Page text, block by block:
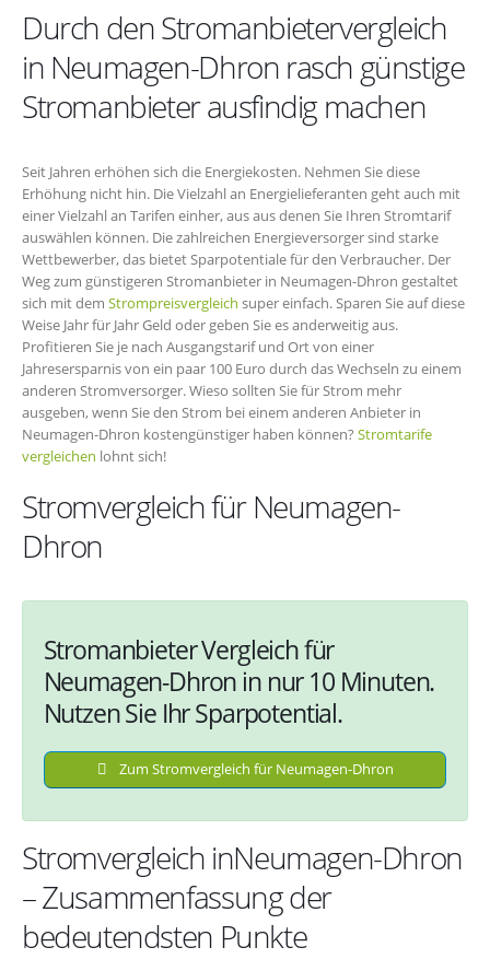
Durch den Stromanbietervergleich
in Neumagen-Dhron rasch günstige
Stromanbieter ausfindig machen
Seit Jahren erhöhen sich die Energiekosten. Nehmen Sie diese
Erhöhung nicht hin. Die Vielzahl an Energielieferanten geht auch mit
einer Vielzahl an Tarifen einher, aus aus denen Sie Ihren Stromtarif
auswählen können. Die zahlreichen Energieversorger sind starke
Wettbewerber, das bietet Sparpotentiale für den Verbraucher. Der
Weg zum günstigeren Stromanbieter in Neumagen-Dhron gestaltet
sich mit dem Strompreisvergleich super einfach. Sparen Sie auf diese
Weise Jahr für Jahr Geld oder geben Sie es anderweitig aus.
Profitieren Sie je nach Ausgangstarif und Ort von einer
Jahresersparnis von ein paar 100 Euro durch das Wechseln zu einem
anderen Stromversorger. Wieso sollten Sie für Strom mehr
ausgeben, wenn Sie den Strom bei einem anderen Anbieter in
Neumagen-Dhron kostengünstiger haben können? Stromtarife
vergleichen lohnt sich!
Stromvergleich für Neumagen-
Dhron
Stromanbieter Vergleich für
Neumagen-Dhron in nur 10 Minuten.
Nutzen Sie Ihr Sparpotential.
Zum Stromvergleich für Neumagen-Dhron
Stromvergleich inNeumagen-Dhron
– Zusammenfassung der
bedeutendsten Punkte